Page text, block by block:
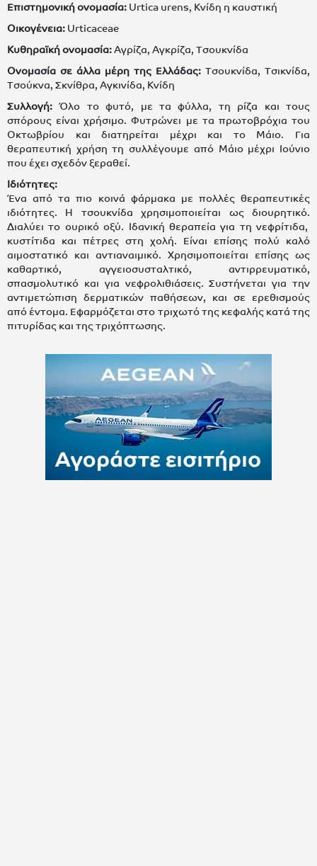
Επιστημονική ονομασία: Urtica urens, Κνίδη η καυστική
Οικογένεια: Urticaceae
Κυθηραϊκή ονομασία:Αγρίζα, Αγκρίζα, Τσουκνίδα
Ονομασία σε άλλα μέρη της Ελλάδας: Τσουκνίδα, Τσικνίδα,
Τσούκνα, Σκνίθρα, Αγκινίδα, Κνίδη
Συλλογή: Όλο το φυτό, με τα φύλλα, τη ρίζα και τους
σπόρους είναι χρήσιμο. Φυτρώνει με τα πρωτοβρόχια του
Οκτωβρίου και διατηρείται μέχρι και το Μάιο. Για
θεραπευτική χρήση τη συλλέγουμε από Μάιο μέχρι Ιούνιο
που έχει σχεδόν ξεραθεί.
Ιδιότητες:
Ένα από τα πιο κοινά φάρμακα με πολλές θεραπευτικές
ιδιότητες. Η τσουκνίδα χρησιμοποιείται ως διουρητικό.
Διαλύει το ουρικό οξύ. Ιδανική θεραπεία για τη νεφρίτιδα,
κυστίτιδα και πέτρες στη χολή. Είναι επίσης πολύ καλό
αιμοστατικό και αντιαναιμικό. Χρησιμοποιείται επίσης ως
καθαρτικό, αγγειοσυσταλτικό, αντιρρευματικό,
σπασμολυτικό και για νεφρολιθιάσεις. Συστήνεται για την
αντιμετώπιση δερματικών παθήσεων, και σε ερεθισμούς
από έντομα. Εφαρμόζεται στο τριχωτό της κεφαλής κατά της
πιτυρίδας και της τριχόπτωσης.